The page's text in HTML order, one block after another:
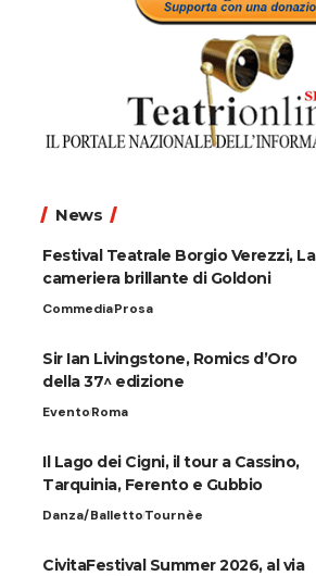
News
Festival Teatrale Borgio Verezzi, La
cameriera brillante di Goldoni
CommediaProsa
Sir Ian Livingstone, Romics d’Oro
della 37^ edizione
EventoRoma
Il Lago dei Cigni, il tour a Cassino,
Tarquinia, Ferento e Gubbio
Danza/BallettoTournèe
CivitaFestival Summer 2026, al via